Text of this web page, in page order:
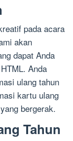
pada acara
akan
dapat Anda
Anda
ulang tahun
kartu ulang
bergerak.
Tahun